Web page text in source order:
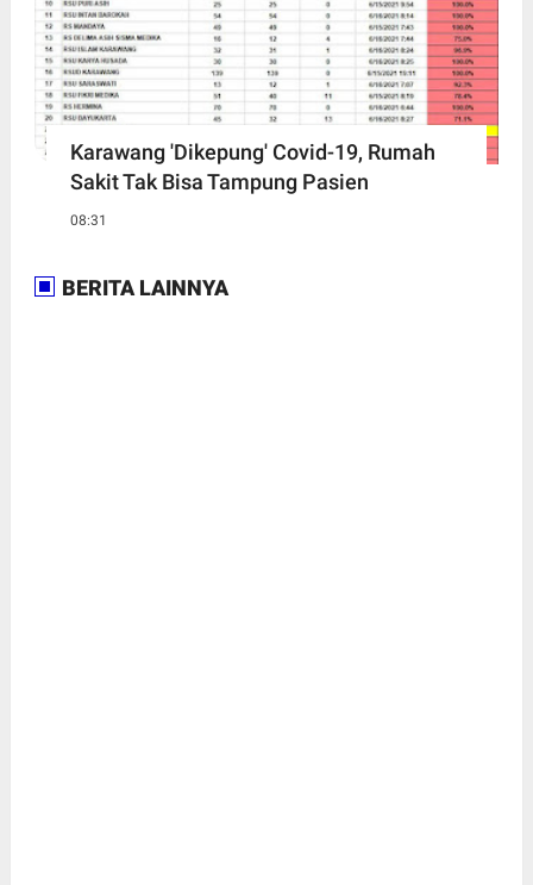
Karawang 'Dikepung' Covid-19, Rumah
Sakit Tak Bisa Tampung Pasien
08:31
BERITA LAINNYA